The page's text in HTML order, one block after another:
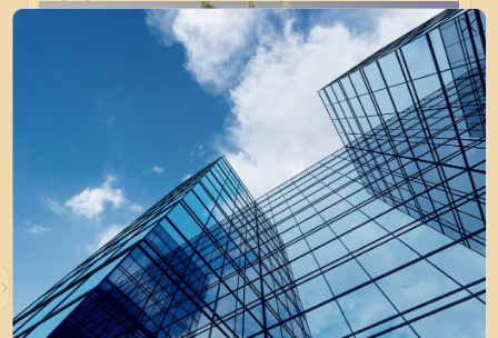
Отрасль стального строительства в России
снижает темпы
В IV квартале 2024 г. замороженных проектов стало
больше, чем новых.
металлоконструкции сталь отрасль